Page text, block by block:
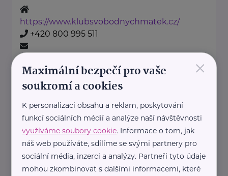
https://www.klubsvobodnychmatek.cz/
+420 800 995 511
Povltavská 5/74 Praha 7 – Troja
"Dáváme oblečení nový život,
pomáháme potřebným."
Oděvní banka je charitativní
organizace, která každoročně
×
Maximální bezpečí pro vaše
soukromí a cookies
K personalizaci obsahu a reklam, poskytování
funkcí sociálních médií a analýze naší návštěvnosti
využíváme soubory cookie. Informace o tom, jak
náš web používáte, sdílíme se svými partnery pro
sociální média, inzerci a analýzy. Partneři tyto údaje
mohou zkombinovat s dalšími informacemi, které